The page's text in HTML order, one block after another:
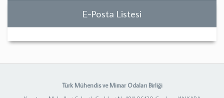
E-Posta Listesi
Türk Mühendis ve Mimar Odaları Birliği